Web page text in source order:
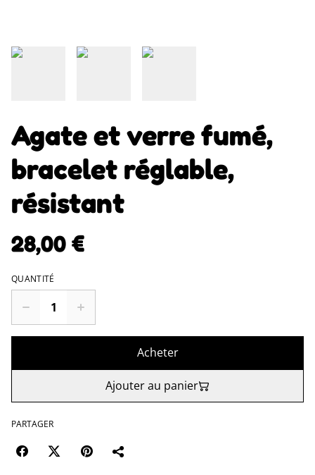
Agate et verre fumé,
bracelet réglable,
résistant
28,00 €
QUANTITÉ
Acheter
Ajouter au panier
PARTAGER